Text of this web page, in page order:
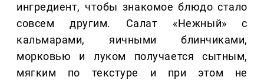
ингредиент, чтобы знакомое блюдо стало
совсем другим. Салат «Нежный» с
кальмарами, яичными блинчиками,
морковью и луком получается сытным,
мягким по текстуре и при этом не